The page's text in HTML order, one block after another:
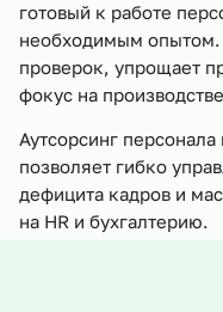
готовый к работе
необходимым опытом.
проверок, упрощает
фокус на
Аутсорсинг
позволяет гибко
дефицита кадров и
на HR и бухгалтерию.